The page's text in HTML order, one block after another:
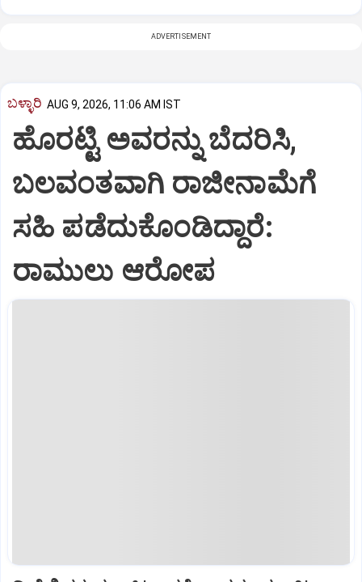
ADVERTISEMENT
ಬಳ್ಳಾರಿ AUG 9, 2026, 11:06 AM IST
ಹೊರಟ್ಟಿ ಅವರನ್ನು ಬೆದರಿಸಿ,
ಬಲವಂತವಾಗಿ ರಾಜೀನಾಮೆಗೆ
ಸಹಿ ಪಡೆದುಕೊಂಡಿದ್ದಾರೆ:
ರಾಮುಲು ಆರೋಪ